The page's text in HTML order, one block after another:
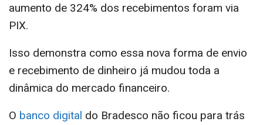
aumento de 324% dos recebimentos foram via
PIX.
Isso demonstra como essa nova forma de envio
e recebimento de dinheiro já mudou toda a
dinâmica do mercado financeiro.
O banco digital do Bradesco não ficou para trás